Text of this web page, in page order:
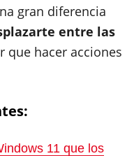
gran diferencia
entre las
que hacer acciones
11 que los